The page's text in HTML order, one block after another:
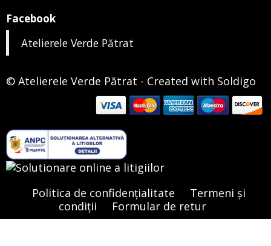
Facebook
Atelierele Verde Pătrat
© Atelierele Verde Pătrat - Created with Soldigo
Politica de confidenţialitate
Termeni şi
condiţii
Formular de retur